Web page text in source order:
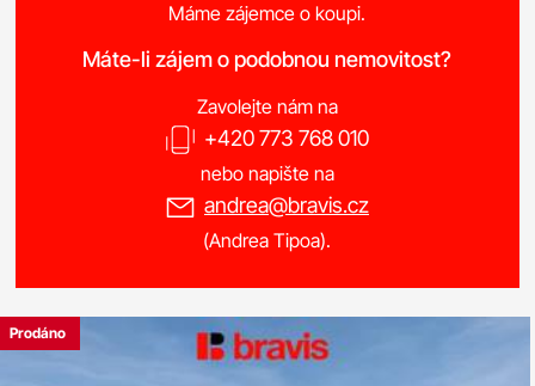
Máme zájemce o koupi.
Máte-li zájem o podobnou nemovitost?
Zavolejte nám na
+420 773 768 010
nebo napište na
andrea@bravis.cz
(Andrea Tipoa).
Prodáno